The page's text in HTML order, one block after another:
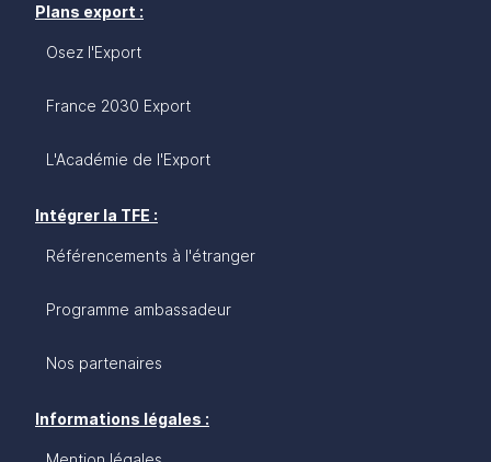
Plans export :
Osez l'Export
France 2030 Export
L'Académie de l'Export
Intégrer la TFE :
Référencements à l'étranger
Programme ambassadeur
Nos partenaires
Informations légales :